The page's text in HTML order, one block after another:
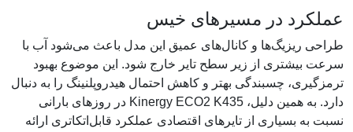
عملکرد در مسیرهای خیس
طراحی ریزیگ‌ها و کانال‌های عمیق این مدل باعث می‌شود آب با
سرعت بیشتری از زیر سطح تایر خارج شود. این موضوع بهبود
ترمزگیری، چسبندگی بهتر و کاهش احتمال هیدروپلنینگ را به دنبال
دارد. به همین دلیل، Kinergy ECO2 K435 در روزهای بارانی
نسبت به بسیاری از تایرهای اقتصادی عملکرد قابل‌اتکاتری ارائه